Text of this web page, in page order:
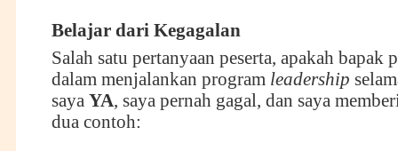
Belajar dari Kegagalan
Salah satu pertanyaan peserta, apakah bapak
dalam menjalankan program leadership
saya YA, saya pernah gagal, dan saya
dua contoh: